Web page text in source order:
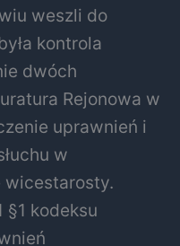
weszli do
kontrola
dwóch
Rejonowa w
uprawnień i
w
wicestarosty.
kodeksu